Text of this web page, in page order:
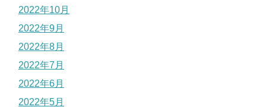
2022年10月
2022年9月
2022年8月
2022年7月
2022年6月
2022年5月